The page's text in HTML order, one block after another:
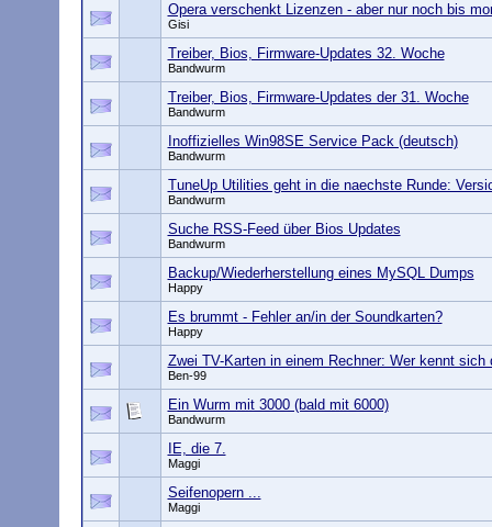
Opera verschenkt Lizenzen - aber nur noch bis
Gisi
Treiber, Bios, Firmware-Updates 32. Woche
Bandwurm
Treiber, Bios, Firmware-Updates der 31. Woche
Bandwurm
Inoffizielles Win98SE Service Pack (deutsch)
Bandwurm
TuneUp Utilities geht in die naechste Runde:
Bandwurm
Suche RSS-Feed über Bios Updates
Bandwurm
Backup/Wiederherstellung eines MySQL Dumps
Happy
Es brummt - Fehler an/in der Soundkarten?
Happy
Zwei TV-Karten in einem Rechner: Wer kennt sich
Ben-99
Ein Wurm mit 3000 (bald mit 6000)
Bandwurm
IE, die 7.
Maggi
Seifenopern ...
Maggi